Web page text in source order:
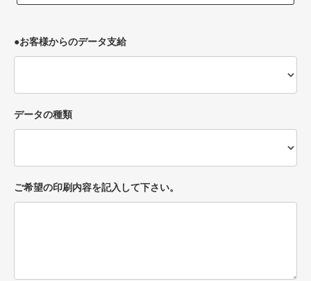
●お客様からのデータ支給
データの種類
ご希望の印刷内容を記入して下さい。